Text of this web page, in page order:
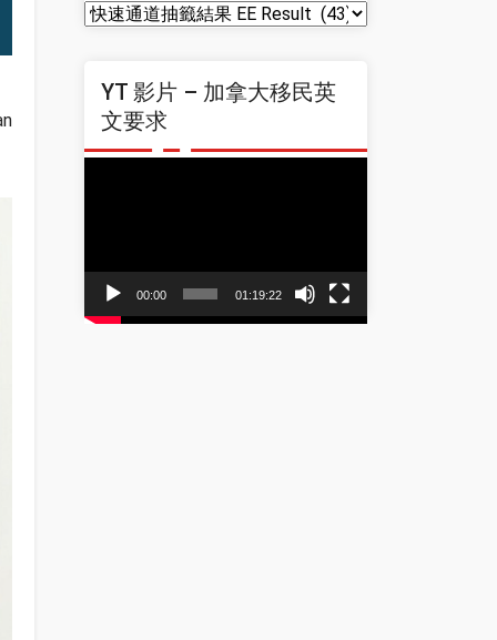
文
YT 影片 – 加拿大移民英
文要求
00:00 01:19:22